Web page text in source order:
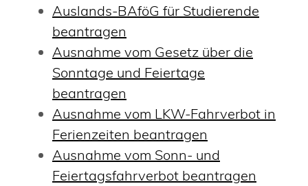
Auslands-BAföG für Studierende
beantragen
Ausnahme vom Gesetz über die
Sonntage und Feiertage
beantragen
Ausnahme vom LKW-Fahrverbot in
Ferienzeiten beantragen
Ausnahme vom Sonn- und
Feiertagsfahrverbot beantragen